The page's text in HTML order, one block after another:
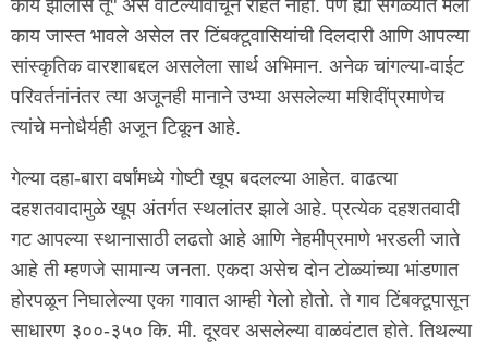
काय झालास तू" असे वाटल्यावाचून राहत नाही. पण ह्या सगळ्यात मला
काय जास्त भावले असेल तर टिंबक्टूवासियांची दिलदारी आणि आपल्या
सांस्कृतिक वारशाबद्दल असलेला सार्थ अभिमान. अनेक चांगल्या-वाईट
परिवर्तनांनंतर त्या अजूनही मानाने उभ्या असलेल्या मशिदींप्रमाणेच
त्यांचे मनोधैर्यही अजून टिकून आहे.
गेल्या दहा-बारा वर्षांमध्ये गोष्टी खूप बदलल्या आहेत. वाढत्या
दहशतवादामुळे खूप अंतर्गत स्थलांतर झाले आहे. प्रत्येक दहशतवादी
गट आपल्या स्थानासाठी लढतो आहे आणि नेहमीप्रमाणे भरडली जाते
आहे ती म्हणजे सामान्य जनता. एकदा असेच दोन टोळ्यांच्या भांडणात
होरपळून निघालेल्या एका गावात आम्ही गेलो होतो. ते गाव टिंबक्टूपासून
साधारण ३००-३५० कि. मी. दूरवर असलेल्या वाळवंटात होते. तिथल्या